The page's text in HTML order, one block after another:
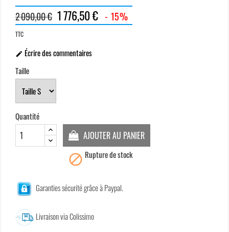
1 776,50 € - 15%
2 090,00 €
TTC
 Écrire des commentaires
Taille
Quantité
AJOUTER AU PANIER
 Rupture de stock
Garanties sécurité grâce à Paypal.
Livraison via Colissimo